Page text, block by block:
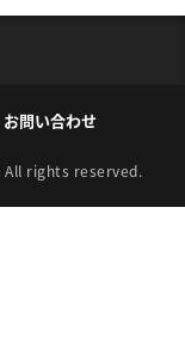
お問い合わせ
All rights reserved.